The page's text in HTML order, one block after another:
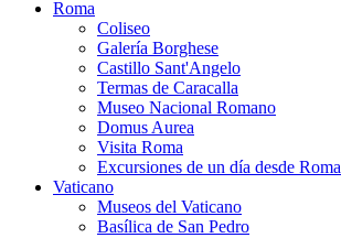
Roma
Coliseo
Galería Borghese
Castillo Sant'Angelo
Termas de Caracalla
Museo Nacional Romano
Domus Aurea
Visita Roma
Excursiones de un día desde Roma
Vaticano
Museos del Vaticano
Basílica de San Pedro